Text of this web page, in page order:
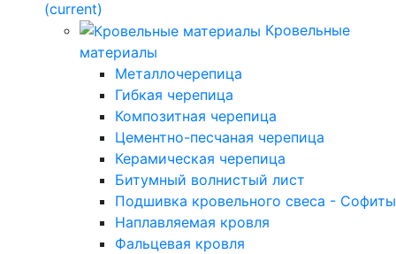
(current)
Кровельные
материалы
Металлочерепица
Гибкая черепица
Композитная черепица
Цементно-песчаная черепица
Керамическая черепица
Битумный волнистый лист
Подшивка кровельного свеса - Софиты
Наплавляемая кровля
Фальцевая кровля